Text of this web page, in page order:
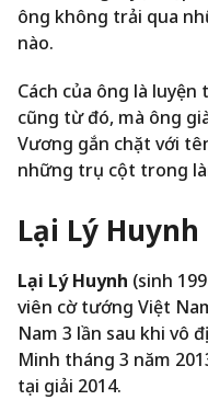
ông không trải qua
nào.
Cách của ông là luyện
cũng từ đó, mà ông
Vương gắn chặt với
những trụ cột trong
Lại Lý Huynh
Lại Lý Huynh (sinh
viên cờ tướng Việt
Nam 3 lần sau khi vô
Minh tháng 3 năm
tại giải 2014.